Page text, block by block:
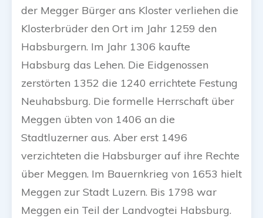
der Megger Bürger ans Kloster verliehen die
Klosterbrüder den Ort im Jahr 1259 den
Habsburgern. Im Jahr 1306 kaufte
Habsburg das Lehen. Die Eidgenossen
zerstörten 1352 die 1240 errichtete Festung
Neuhabsburg. Die formelle Herrschaft über
Meggen übten von 1406 an die
Stadtluzerner aus. Aber erst 1496
verzichteten die Habsburger auf ihre Rechte
über Meggen. Im Bauernkrieg von 1653 hielt
Meggen zur Stadt Luzern. Bis 1798 war
Meggen ein Teil der Landvogtei Habsburg.